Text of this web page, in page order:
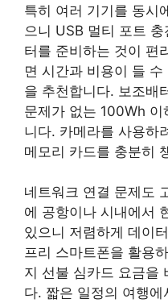
특히 여러 기기를 동시
으니 USB 멀티 포트
터를 준비하는 것이 편
면 시간과 비용이 들
을 추천합니다. 보조배
문제가 없는 100Wh
니다. 카메라를 사용하
메모리 카드를 충분히
네트워크 연결 문제도
에 공항이나 시내에서
있으니 저렴하게 데이
프리 스마트폰을 활용
지 선불 심카드 요금을
다. 짧은 일정의 여행